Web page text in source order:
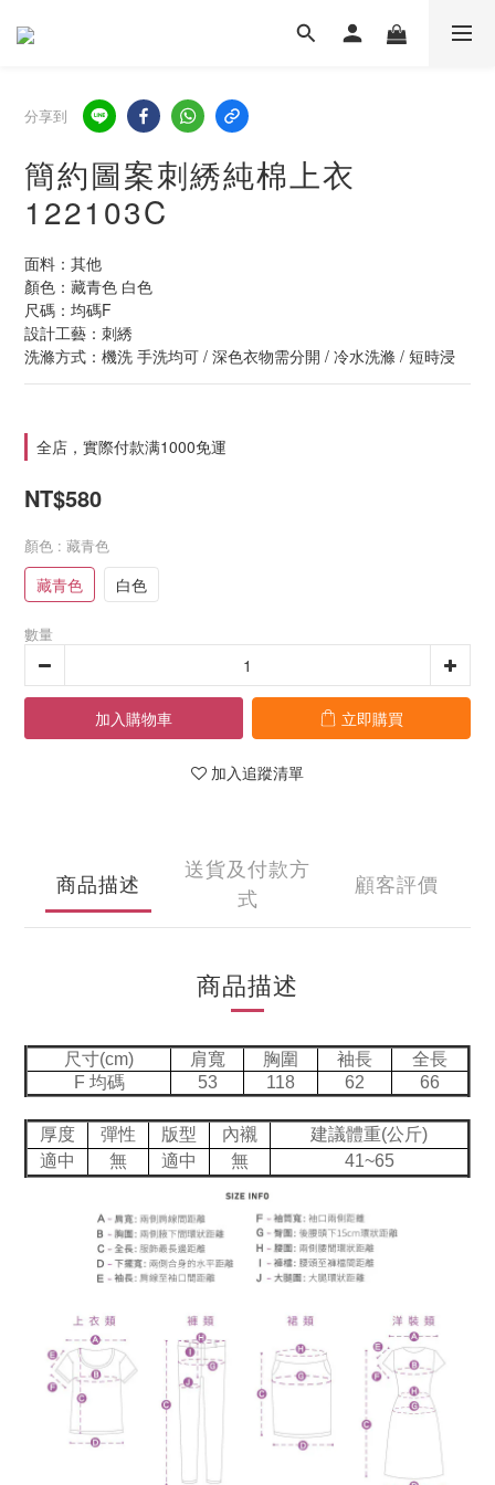
分享到
簡約圖案刺綉純棉上衣
122103C
面料：其他
顏色：藏青色 白色
尺碼：均碼F
設計工藝：刺綉
洗滌方式：機洗 手洗均可 / 深色衣物需分開 / 冷水洗滌 / 短時浸
全店，實際付款满1000免運
NT$580
顏色 : 藏青色
藏青色 白色
數量
加入購物車 立即購買
加入追蹤清單
商品描述
送貨及付款方
式
顧客評價
商品描述
尺寸(cm) 肩寬 胸圍 袖長
全長
F 均碼
53 118 62 66
厚度 彈性 版型 內襯
建議體重(公斤)
適中
無 適中 無 41~65